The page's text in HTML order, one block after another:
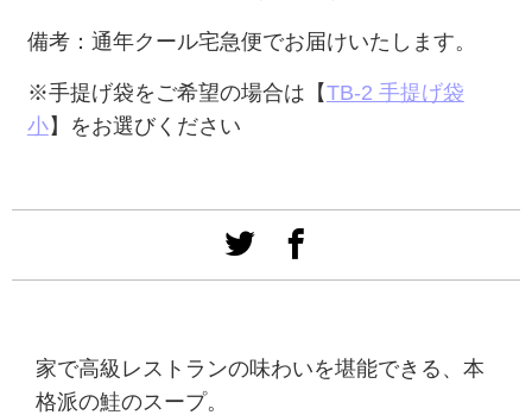
備考：通年クール宅急便でお届けいたします。
※手提げ袋をご希望の場合は【TB-2 手提げ袋
小】をお選びください
家で高級レストランの味わいを堪能できる、本
格派の鮭のスープ。